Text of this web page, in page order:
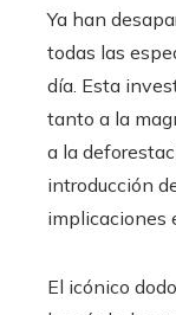
Ya han
todas las
día. Esta
tanto a la
a la
introducción
implicaciones
El icónico